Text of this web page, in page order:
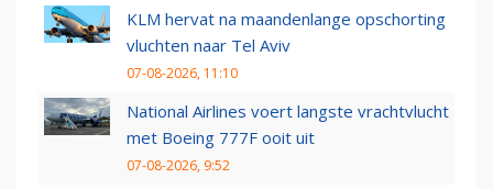
KLM hervat na maandenlange opschorting
vluchten naar Tel Aviv
07-08-2026, 11:10
National Airlines voert langste vrachtvlucht
met Boeing 777F ooit uit
07-08-2026, 9:52